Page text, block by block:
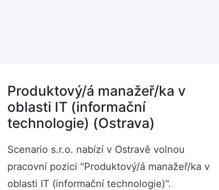
Produktový/á manažeř/ka v
oblasti IT (informační
technologie) (Ostrava)
Scenario s.r.o. nabízí v Ostravě volnou
pracovní pozici "Produktový/á manažeř/ka v
oblasti IT (informační technologie)".